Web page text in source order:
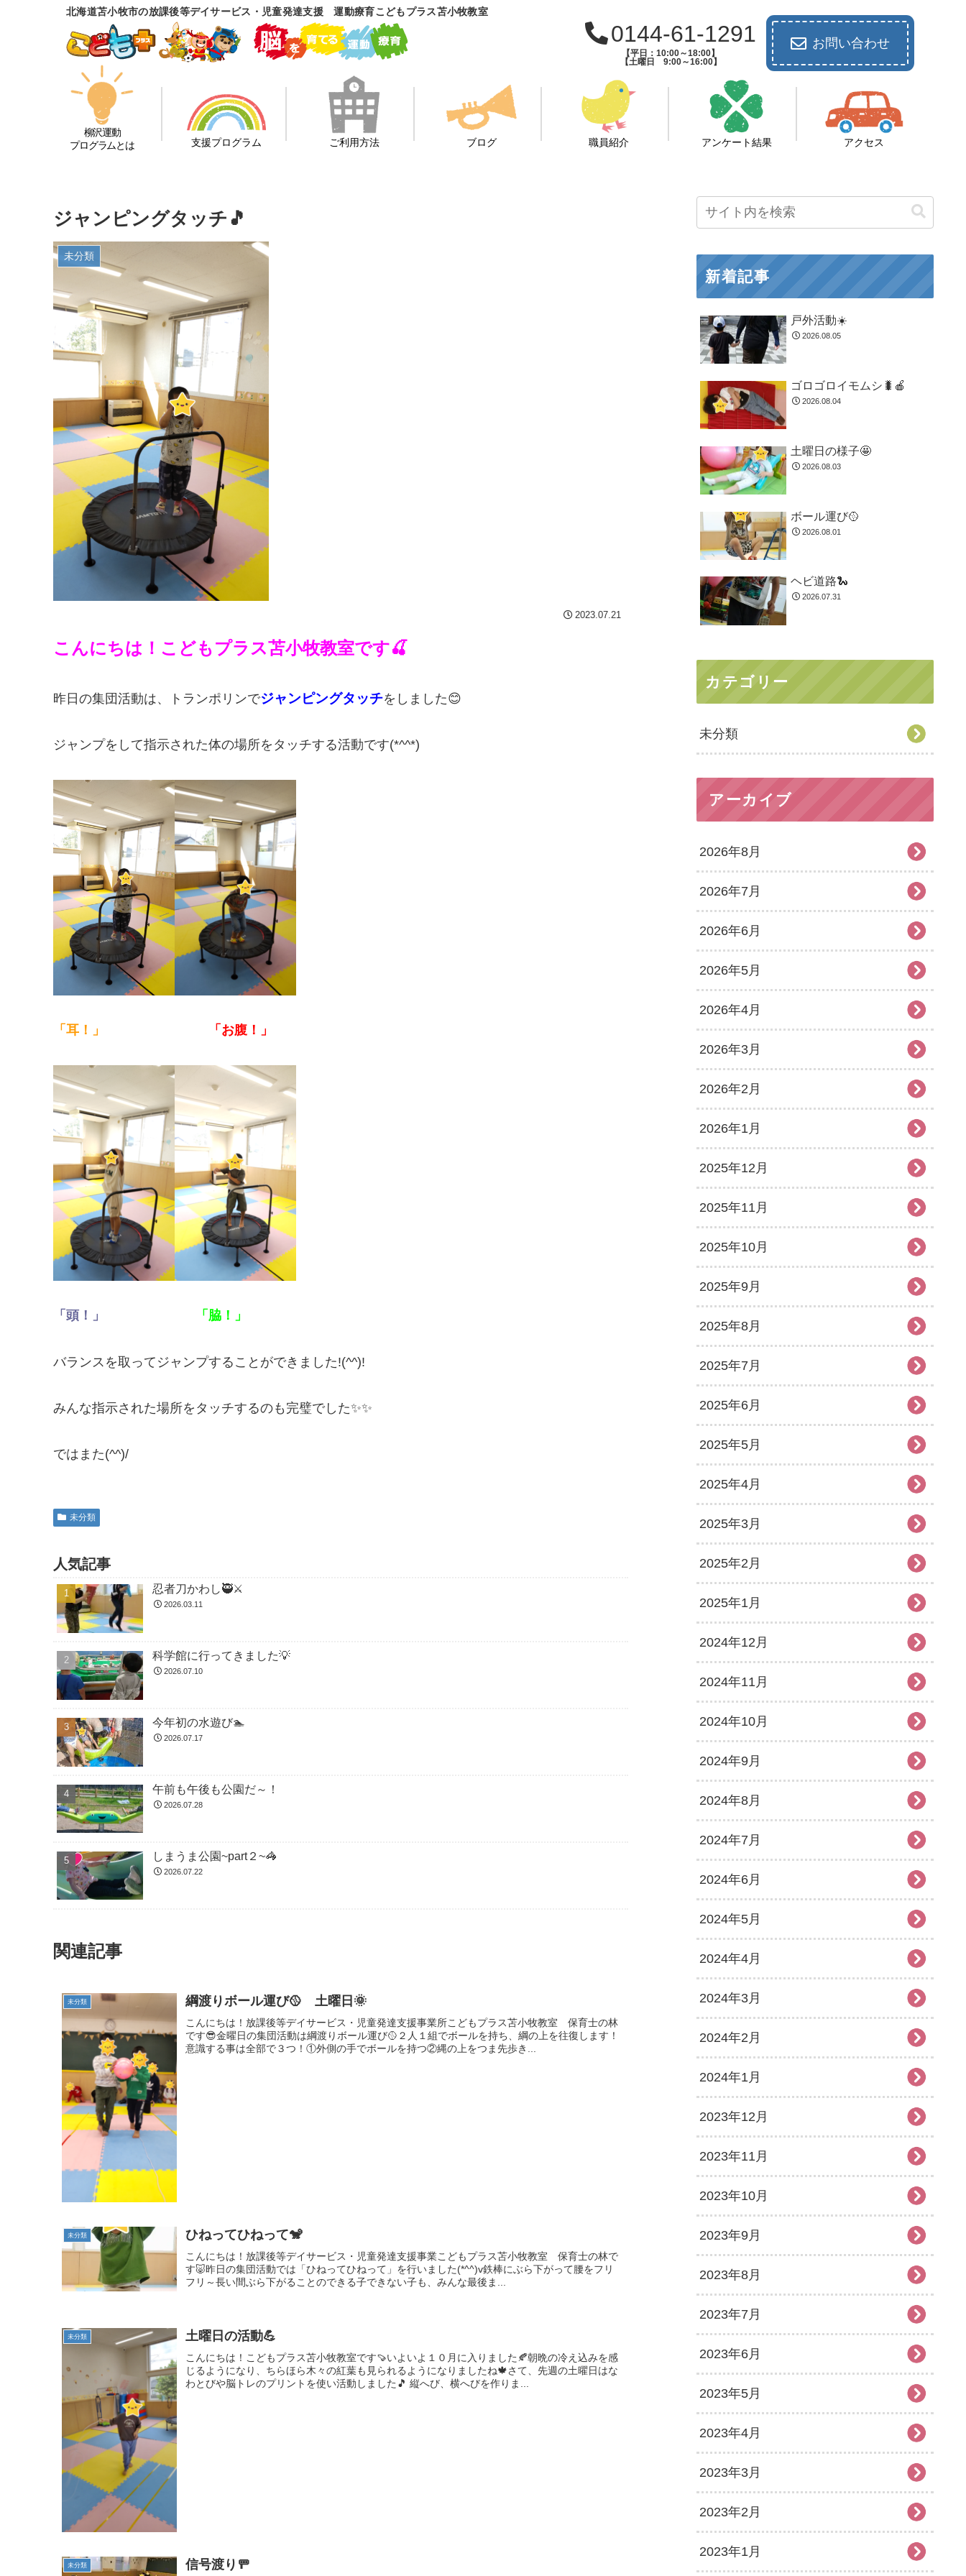
北海道苫小牧市の放課後等デイサービス・児童発達支援 運動療育こどもプラス苫小牧教室
0144-61-1291
【平日：10:00～18:00】
【土曜日 9:00～16:00】
お問い合わせ
柳沢運動
プログラムとは
支援プログラム ご利用方法 ブログ 職員紹介 アンケート結果 アクセス
ジャンピングタッチ🎵
未分類
2023.07.21
こんにちは！こどもプラス苫小牧教室です🍒
昨日の集団活動は、トランポリンでジャンピングタッチをしました😊
ジャンプをして指示された体の場所をタッチする活動です(*^^*)
「耳！」 「お腹！」
「頭！」 「脇！」
バランスを取ってジャンプすることができました!(^^)!
みんな指示された場所をタッチするのも完璧でした✨✨
ではまた(^^)/
未分類
人気記事
忍者刀かわし🥷⚔️
2026.03.11
科学館に行ってきました💡
2026.07.10
今年初の水遊び🏊
2026.07.17
午前も午後も公園だ～！
2026.07.28
しまうま公園~part２~🦓
2026.07.22
関連記事
未分類 綱渡りボール運び🥎 土曜日🌞
こんにちは！放課後等デイサービス・児童発達支援事業所こどもプラス苫小牧教室 保育士の林
です😎金曜日の集団活動は綱渡りボール運び🥎２人１組でボールを持ち、綱の上を往復します！
意識する事は全部で３つ！①外側の手でボールを持つ②縄の上をつま先歩き...
未分類 ひねってひねって🐒
こんにちは！放課後等デイサービス・児童発達支援事業こどもプラス苫小牧教室 保育士の林で
す🐷昨日の集団活動では「ひねってひねって」を行いました(*^^)v鉄棒にぶら下がって腰をフリ
フリ～長い間ぶら下がることのできる子できない子も、みんな最後ま...
未分類 土曜日の活動💪
こんにちは！こどもプラス苫小牧教室です🍠いよいよ１０月に入りました🍂朝晩の冷え込みを感
じるようになり、ちらほら木々の紅葉も見られるようになりましたね🍁さて、先週の土曜日はな
わとびや脳トレのプリントを使い活動しました🎵 縦へび、横へびを作りま...
未分類 信号渡り🚥
新着記事
戸外活動☀️
2026.08.05
ゴロゴロイモムシ🐛🍎
2026.08.04
土曜日の様子🤩
2026.08.03
ボール運び🥎
2026.08.01
ヘビ道路🐍
2026.07.31
カテゴリー
未分類
アーカイブ
2026年8月
2026年7月
2026年6月
2026年5月
2026年4月
2026年3月
2026年2月
2026年1月
2025年12月
2025年11月
2025年10月
2025年9月
2025年8月
2025年7月
2025年6月
2025年5月
2025年4月
2025年3月
2025年2月
2025年1月
2024年12月
2024年11月
2024年10月
2024年9月
2024年8月
2024年7月
2024年6月
2024年5月
2024年4月
2024年3月
2024年2月
2024年1月
2023年12月
2023年11月
2023年10月
2023年9月
2023年8月
2023年7月
2023年6月
2023年5月
2023年4月
2023年3月
2023年2月
2023年1月